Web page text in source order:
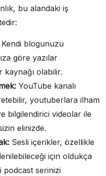
bu alandaki iş
Kendi blogunuzu
göre yazılar
olabilir.
YouTube kanalı
youtuberlara ilham
bilgilendirici videolar ile
elinizde.
Sesli içerikler, özellikle
için oldukça
podcast serinizi